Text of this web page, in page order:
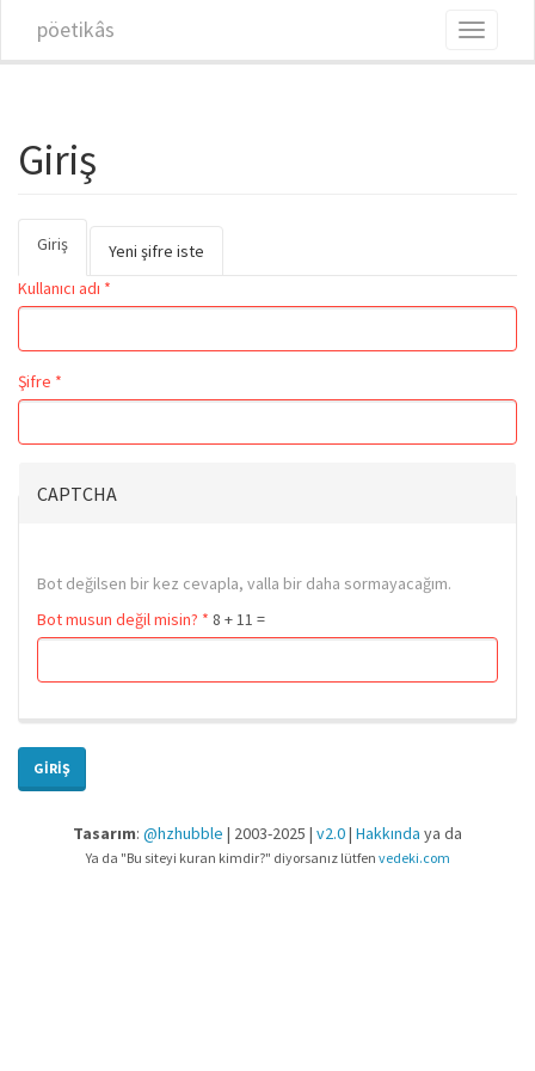
pöetikâs
Toggle
Giriş
Birincil sekmeler
Giriş
Yeni şifre iste
Kullanıcı adı *
Şifre *
CAPTCHA
Bot değilsen bir kez cevapla, valla bir daha sormayacağım.
Bot musun değil misin? * 8 + 11 =
GIRIŞ
Tasarım: @hzhubble | 2003-2025 | v2.0| Hakkında ya da
Ya da "Bu siteyi kuran kimdir?" diyorsanız lütfen vedeki.com